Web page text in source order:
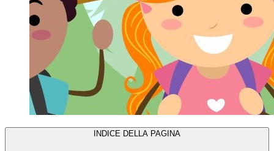
INDICE DELLA PAGINA